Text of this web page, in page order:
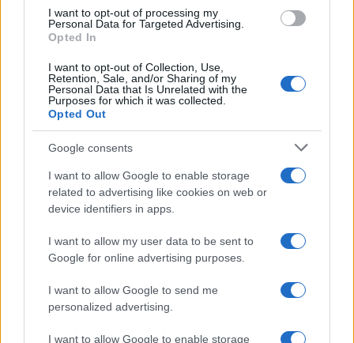
I want to opt-out of processing my
Personal Data for Targeted Advertising.
Opted In
I want to opt-out of Collection, Use,
Retention, Sale, and/or Sharing of my
Personal Data that Is Unrelated with the
Purposes for which it was collected.
Opted Out
Google consents
I want to allow Google to enable storage
related to advertising like cookies on web or
device identifiers in apps.
I want to allow my user data to be sent to
Google for online advertising purposes.
I want to allow Google to send me
personalized advertising.
I want to allow Google to enable storage
skladu sa zakonom, u skladu sa pravilima
reciprociteta, ja ih molim da to ne rade. Ja ih molim
da građani Crne Gore su naša braća, naše sestre, da
ih puštaju da dolaze u Srbiju najnormalnije, da mi
rešavamo probleme sa kriminalom onako kako smo
ih do sada rešavali, da budemo oštri, snažni,
beskompromisni, ali da nam ovo ne daje priliku da
koristimo tu kaučuk normu oko hibridnog
za široko tumačenje, veoma pogodne norme. Jer
kada kažete hibridno ratovanje, mi zbog hibridnog
ratovanja možemo svakog drugog iz Crne Gore da
zaustavimo i da ga ne pustimo da uđe u Srbiju. Na
pamet nam ne pada i molim državne organe da to
najbolje odnose - naveo je.